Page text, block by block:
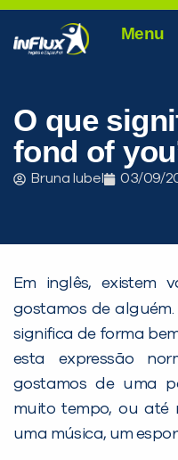
Menu
O que
fond of
Bruna Iubel 03/09/
Em inglês, existem
gostamos de alguém.
significa de forma
esta expressão
gostamos de uma
muito tempo, ou até
uma música, um
PEÇA UMA